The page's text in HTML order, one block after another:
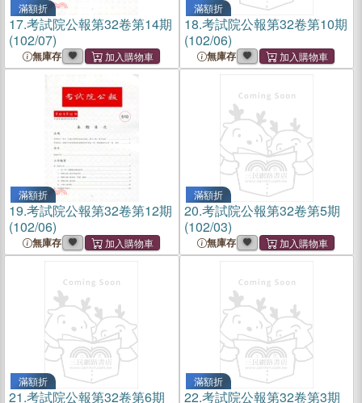
滿額折
17.考試院公報第32卷第14期
(102/07)
無庫存
滿額折
18.考試院公報第32卷第10期
(102/06)
無庫存
滿額折
19.考試院公報第32卷第12期
(102/06)
無庫存
滿額折
20.考試院公報第32卷第5期
(102/03)
無庫存
滿額折
21.考試院公報第32卷第6期
滿額折
22.考試院公報第32卷第3期